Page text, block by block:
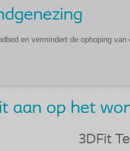
en vermindert de ophoping van
aan op het
3DFit